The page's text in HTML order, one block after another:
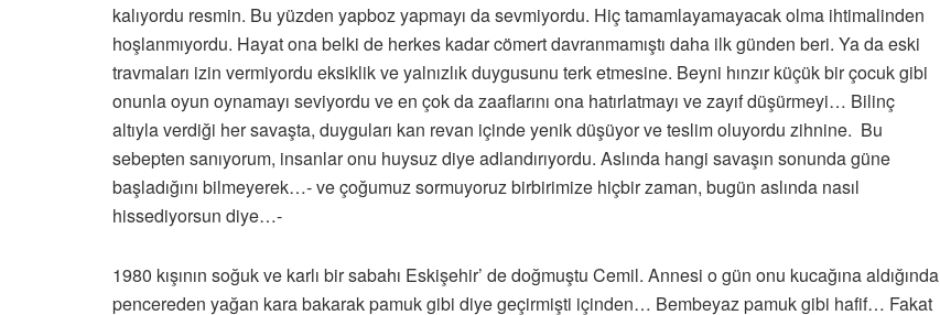
kalıyordu resmin. Bu yüzden yapboz yapmayı da sevmiyordu. Hiç tamamlayamayacak olma ihtimalinden
hoşlanmıyordu. Hayat ona belki de herkes kadar cömert davranmamıştı daha ilk günden beri. Ya da eski
travmaları izin vermiyordu eksiklik ve yalnızlık duygusunu terk etmesine. Beyni hınzır küçük bir çocuk gibi
onunla oyun oynamayı seviyordu ve en çok da zaaflarını ona hatırlatmayı ve zayıf düşürmeyi… Bilinç
altıyla verdiği her savaşta, duyguları kan revan içinde yenik düşüyor ve teslim oluyordu zihnine. Bu
sebepten sanıyorum, insanlar onu huysuz diye adlandırıyordu. Aslında hangi savaşın sonunda güne
başladığını bilmeyerek…- ve çoğumuz sormuyoruz birbirimize hiçbir zaman, bugün aslında nasıl
hissediyorsun diye…-
1980 kışının soğuk ve karlı bir sabahı Eskişehir’ de doğmuştu Cemil. Annesi o gün onu kucağına aldığında
pencereden yağan kara bakarak pamuk gibi diye geçirmişti içinden… Bembeyaz pamuk gibi hafif… Fakat